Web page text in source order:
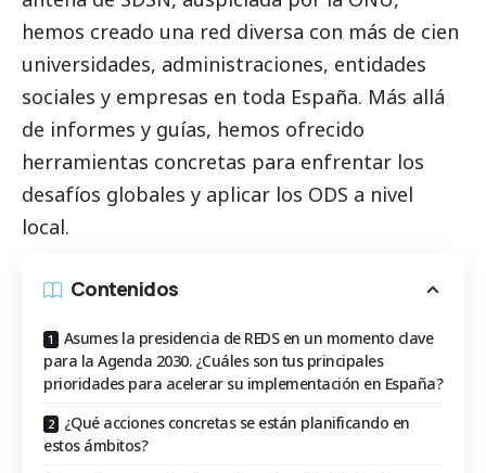
hemos creado una red diversa con más de cien
universidades, administraciones, entidades
sociales y empresas en toda España. Más allá
de informes y guías, hemos ofrecido
herramientas concretas para enfrentar los
desafíos globales y aplicar los ODS a nivel
local.
Contenidos
Asumes la presidencia de REDS en un momento clave
para la Agenda 2030. ¿Cuáles son tus principales
prioridades para acelerar su implementación en España?
¿Qué acciones concretas se están planificando en
estos ámbitos?